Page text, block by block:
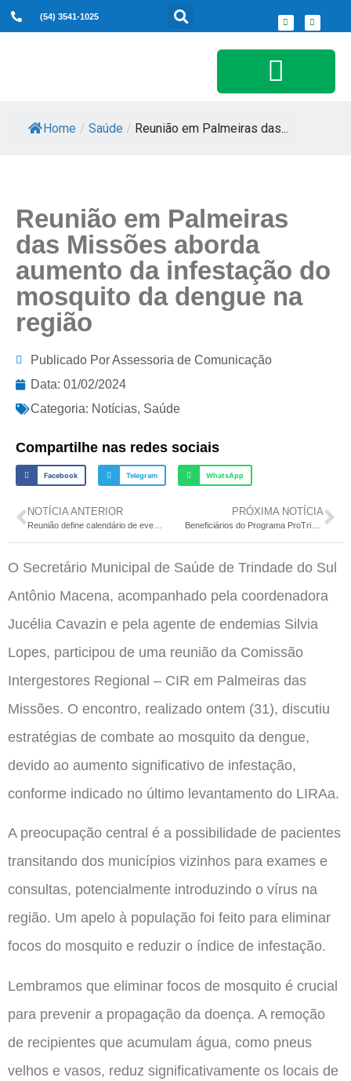
(54) 3541-1025
Home / Saúde / Reunião em Palmeiras das...
Reunião em Palmeiras
das Missões aborda
aumento da infestação do
mosquito da dengue na
região
Publicado PorAssessoria de Comunicação
Data: 01/02/2024
Categoria: Notícias, Saúde
Compartilhe nas redes sociais
Facebook Telegram WhatsApp
NOTÍCIA ANTERIOR PRÓXIMA NOTÍCIA
O Secretário Municipal de Saúde de Trindade do Sul
Antônio Macena, acompanhado pela coordenadora
Jucélia Cavazin e pela agente de endemias Silvia
Lopes, participou de uma reunião da Comissão
Intergestores Regional – CIR em Palmeiras das
Missões. O encontro, realizado ontem (31), discutiu
estratégias de combate ao mosquito da dengue,
devido ao aumento significativo de infestação,
conforme indicado no último levantamento do LIRAa.
A preocupação central é a possibilidade de pacientes
transitando dos municípios vizinhos para exames e
consultas, potencialmente introduzindo o vírus na
região. Um apelo à população foi feito para eliminar
focos do mosquito e reduzir o índice de infestação.
Lembramos que eliminar focos de mosquito é crucial
para prevenir a propagação da doença. A remoção
de recipientes que acumulam água, como pneus
velhos e vasos, reduz significativamente os locais de